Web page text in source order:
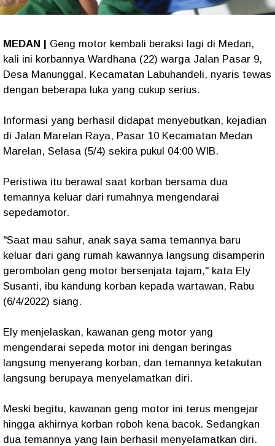
MEDAN | Geng motor kembali beraksi lagi di Medan,
kali ini korbannya Wardhana (22) warga Jalan Pasar 9,
Desa Manunggal, Kecamatan Labuhandeli, nyaris tewas
dengan beberapa luka yang cukup serius.
Informasi yang berhasil didapat menyebutkan, kejadian
di Jalan Marelan Raya, Pasar 10 Kecamatan Medan
Marelan, Selasa (5/4) sekira pukul 04:00 WIB.
Peristiwa itu berawal saat korban bersama dua
temannya keluar dari rumahnya mengendarai
sepedamotor.
"Saat mau sahur, anak saya sama temannya baru
keluar dari gang rumah kawannya langsung disamperin
gerombolan geng motor bersenjata tajam," kata Ely
Susanti, ibu kandung korban kepada wartawan, Rabu
(6/4/2022) siang.
Ely menjelaskan, kawanan geng motor yang
mengendarai sepeda motor ini dengan beringas
langsung menyerang korban, dan temannya ketakutan
langsung berupaya menyelamatkan diri.
Meski begitu, kawanan geng motor ini terus mengejar
hingga akhirnya korban roboh kena bacok. Sedangkan
dua temannya yang lain berhasil menyelamatkan diri.